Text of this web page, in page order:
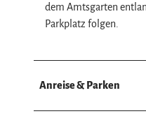
dem Amtsgarten
Parkplatz folgen.
Anreise & Parken